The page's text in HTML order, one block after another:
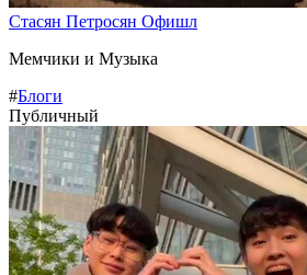
Стасян Петросян Офишл
Мемчики и Музыка
#Блоги
Публичный